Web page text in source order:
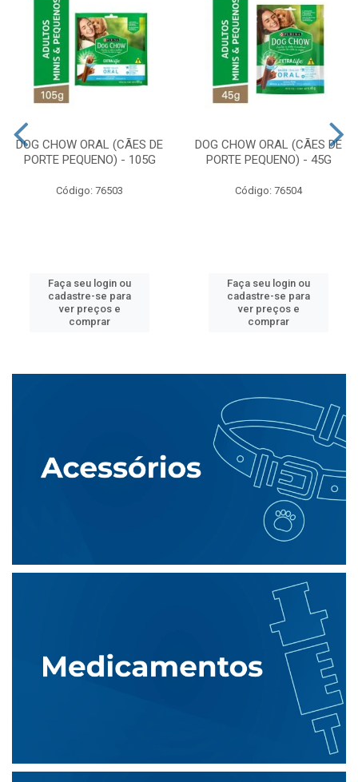
DOG CHOW ORAL (CÃES DE
PORTE PEQUENO) - 105G
Código: 76503
Faça seu login ou
cadastre-se para
ver preços e
comprar
DOG CHOW ORAL (CÃES DE
PORTE PEQUENO) - 45G
Código: 76504
Faça seu login ou
cadastre-se para
ver preços e
comprar